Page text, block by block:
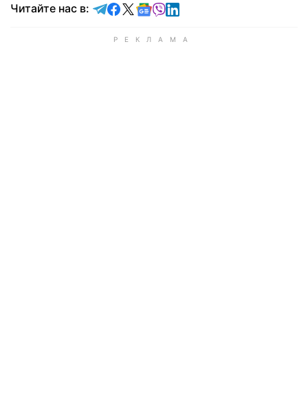
Читайте нас в: Читайте в Telegram
Читайте в Facebook
Читайте в X
Читайте в Google news
Читайте в Viber
Читайте в LinkedIn